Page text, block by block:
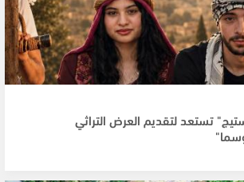
تستعد لتقديم العرض التراثي